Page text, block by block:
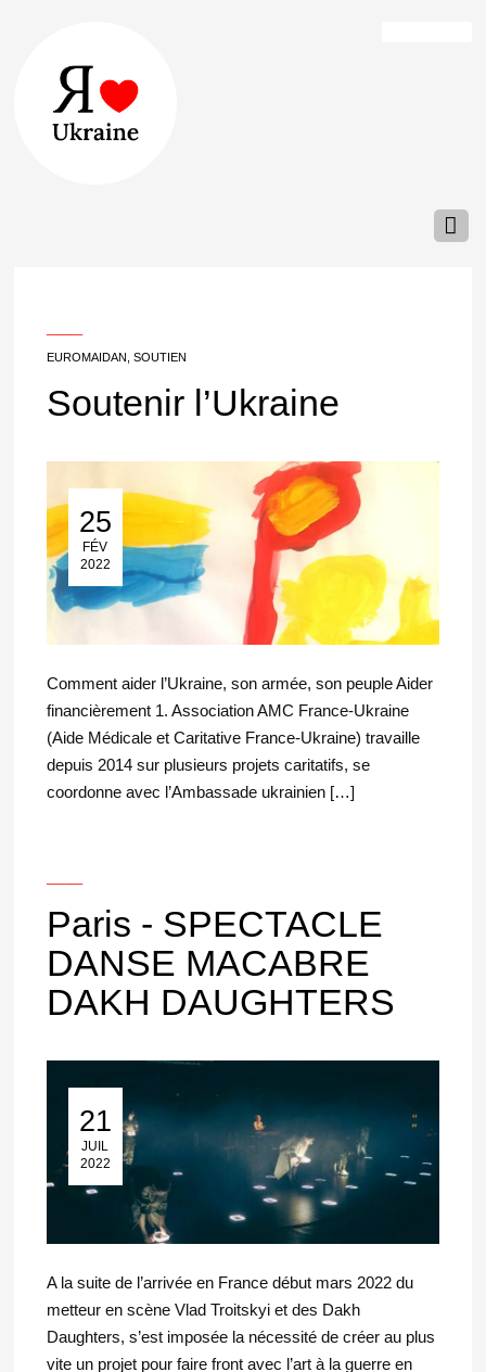
EUROMAIDAN SOUTIEN
Soutenir l’Ukraine
25
FÉV
2022
25 Fév 2022
Comment aider l’Ukraine, son armée, son peuple Aider
financièrement 1. Association AMC France-Ukraine
(Aide Médicale et Caritative France-Ukraine) travaille
depuis 2014 sur plusieurs projets caritatifs, se
coordonne avec l’Ambassade ukrainien […]
Paris - SPECTACLE
DANSE MACABRE
DAKH DAUGHTERS
21
JUIL
2022
21 Juil 2022
A la suite de l’arrivée en France début mars 2022 du
metteur en scène Vlad Troitskyi et des Dakh
Daughters, s’est imposée la nécessité de créer au plus
vite un projet pour faire front avec l’art à la guerre en